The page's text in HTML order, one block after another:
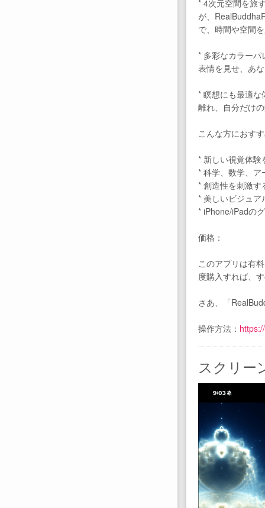
* 4次元空間を旅
が、
で、時間や空間
* 多彩なカラーパ
表情を見せ、あ
* 瞑想にも最適な
離れ、自分だけ
こんな方におす
* 新しい視覚体験
* 科学、数学、ア
* 創造性を刺激す
* 美しいビジュア
* iPhone/iPadの
価格：
このアプリは有
度購入すれば、
さあ、「
操作方法：
スクリー